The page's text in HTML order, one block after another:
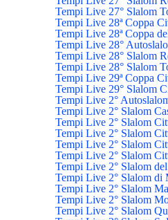
Tempi Live 27° Slalom
Tempi Live 28ª Coppa
Tempi Live 28ª Coppa
Tempi Live 28°
Tempi Live 28° Slalom
Tempi Live 28° Slalom
Tempi Live 29ª Coppa
Tempi Live 29° Slalom
Tempi Live 2°
Tempi Live 2° Slalom
Tempi Live 2° Slalom
Tempi Live 2° Slalom
Tempi Live 2° Slalom
Tempi Live 2° Slalom
Tempi Live 2° Slalom
Tempi Live 2° Slalom di
Tempi Live 2° Slalom
Tempi Live 2° Slalom
Tempi Live 2° Slalom